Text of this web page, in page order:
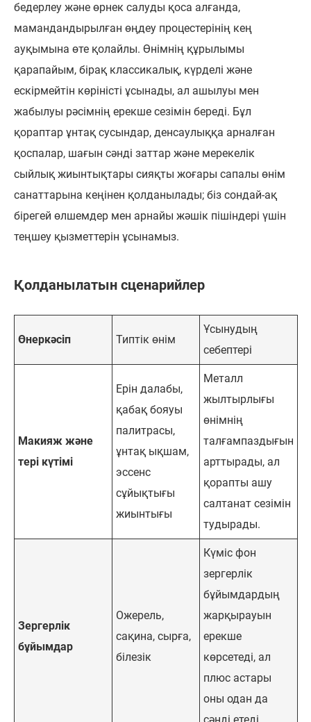
бедерлеу және өрнек салуды қоса алғанда,
мамандандырылған өңдеу процестерінің кең
ауқымына өте қолайлы. Өнімнің құрылымы
қарапайым, бірақ классикалық, күрделі және
ескірмейтін көріністі ұсынады, ал ашылуы мен
жабылуы рәсімнің ерекше сезімін береді. Бұл
қораптар ұнтақ сусындар, денсаулыққа арналған
қоспалар, шағын сәнді заттар және мерекелік
сыйлық жиынтықтары сияқты жоғары сапалы өнім
санаттарына кеңінен қолданылады; біз сондай-ақ
бірегей өлшемдер мен арнайы жәшік пішіндері үшін
теңшеу қызметтерін ұсынамыз.
Қолданылатын сценарийлер
Өнеркәсіп Типтік өнім
Ұсынудың
себептері
Макияж және
тері күтімі
Ерін далабы,
қабақ бояуы
палитрасы,
ұнтақ ықшам,
эссенс
сұйықтығы
жиынтығы
Металл
жылтырлығы
өнімнің
талғампаздығын
арттырады, ал
қорапты ашу
салтанат сезімін
тудырады.
Зергерлік
бұйымдар
Ожерель,
сақина, сырға,
білезік
Күміс фон
зергерлік
бұйымдардың
жарқырауын
ерекше
көрсетеді, ал
плюс астары
оны одан да